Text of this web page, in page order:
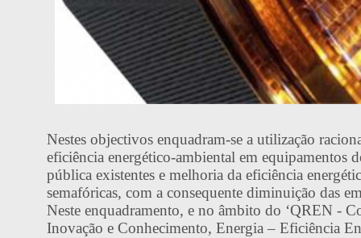
Nestes objectivos enquadram-se a utilização
eficiência energético-ambiental em equipamentos
pública existentes e melhoria da eficiência
semafóricas, com a consequente diminuição das
Neste enquadramento, e no âmbito do ‘QREN -
Inovação e Conhecimento, Energia – Eficiência